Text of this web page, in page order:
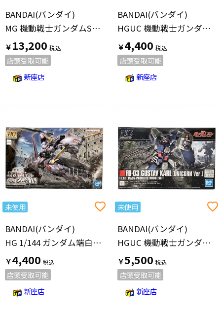
BANDAI(バンダイ)
MG 機動戦士ガンダムSEED 1/100 プロヴィデンスガンダム プラモデル ガンプラ
￥13,200
店頭受取可能
新座店
BANDAI(バンダイ)
HGUC 機動戦士ガンダムUC MSN-06S シナンジュ 1/144スケール プラモデル【再販】 ガンプラ
￥4,400
店頭受取可能
新座店
未使用
BANDAI(バンダイ)
HG 1/144 ガンダム端白星 プラモデル『鉄血のオルフェンズ ウルズハント』 ガンプラ
￥4,400
店頭受取可能
新座店
未使用
BANDAI(バンダイ)
HGUC 機動戦士ガンダムUC グスタフ・カール(ユニコーンVer.) 1/144スケール プラモデル ガンプラ
￥5,500
店頭受取可能
新座店